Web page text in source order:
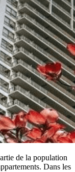
de la population
Dans les